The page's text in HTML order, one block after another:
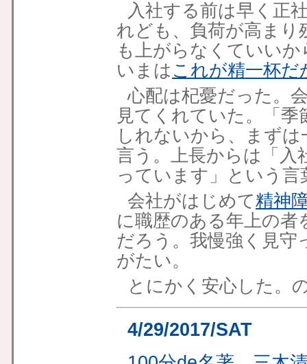
入社する前は早く正
れども、負荷が高まり
も上がらなくていい
いまは これが精一杯だ
心配は杞憂だった。
見てくれていた。「
しれないから、まず
言う。上長からは「入
っています」という
会社がはじめて精神
に職歴のある年上の者
だろう。我慢強く見
がたい。
とにかく安心した。
4/29/2017/SAT